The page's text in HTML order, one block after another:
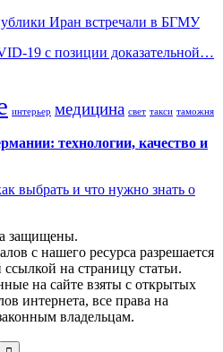
Иран встречали в БГМУ
19 с позиции доказательной…
интерьер медицина свет такси таможня
технологии, качество и
выбрать и что нужно знать о
защищены.
с нашего ресурса разрешается
на страницу статьи.
на сайте взяты с открытых
интернета, все права на
владельцам.